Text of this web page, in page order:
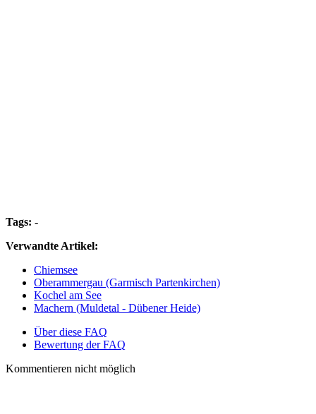
Tags: -
Verwandte Artikel:
Chiemsee
Oberammergau (Garmisch Partenkirchen)
Kochel am See
Machern (Muldetal - Dübener Heide)
Über diese FAQ
Bewertung der FAQ
Kommentieren nicht möglich